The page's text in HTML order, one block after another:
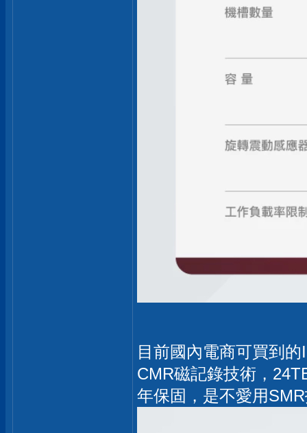
目前國內電商可買到
CMR磁記錄技術，
年保固，是不愛用